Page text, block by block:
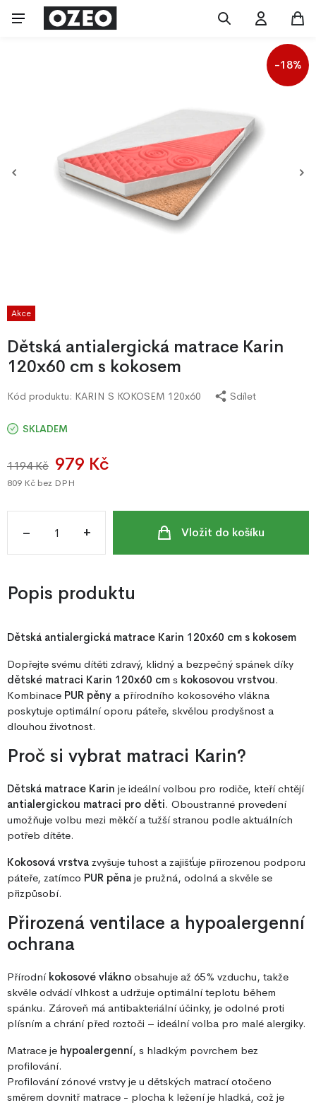
Akce
-18%
Dětská antialergická matrace Karin
120x60 cm s kokosem
Kód produktu: KARIN S KOKOSEM 120x60 Sdílet
SKLADEM
1194 Kč 979 Kč
809 Kč bez DPH
– + Vložit do košíku
Popis produktu
Dětská antialergická matrace Karin 120x60 cm s kokosem
Dopřejte svému dítěti zdravý, klidný a bezpečný spánek díky
dětské matraci Karin 120x60 cm s kokosovou vrstvou.
Kombinace PUR pěny a přírodního kokosového vlákna
poskytuje optimální oporu páteře, skvělou prodyšnost a
dlouhou životnost.
Proč si vybrat matraci Karin?
Dětská matrace Karin je ideální volbou pro rodiče, kteří chtějí
antialergickou matraci pro děti. Oboustranné provedení
umožňuje volbu mezi měkčí a tužší stranou podle aktuálních
potřeb dítěte.
Kokosová vrstva zvyšuje tuhost a zajišťuje přirozenou podporu
páteře, zatímco PUR pěna je pružná, odolná a skvěle se
přizpůsobí.
Přirozená ventilace a hypoalergenní
ochrana
Přírodní kokosové vlákno obsahuje až 65 % vzduchu, takže
skvěle odvádí vlhkost a udržuje optimální teplotu během
spánku. Zároveň má antibakteriální účinky, je odolné proti
plísním a chrání před roztoči – ideální volba pro malé alergiky.
Matrace je hypoalergenní, s hladkým povrchem bez
profilování.
Profilování zónové vrstvy je u dětských matrací otočeno
směrem dovnitř matrace - plocha k ležení je hladká, což je